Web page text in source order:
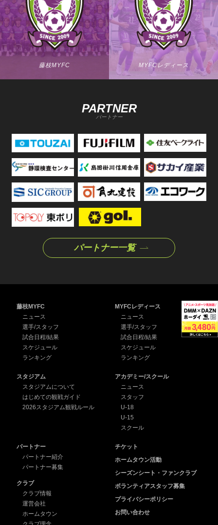
藤枝MYFC MYFCレディース
PARTNER
パートナー
パートナー一覧
藤枝MYFC
ニュース
選手/スタッフ
試合日程/結果
スケジュール
ランキング
MYFCレディース
ニュース
選手/スタッフ
試合日程/結果
スケジュール
ランキング
スタジアム
スタジアムについて
はじめての観戦ガイド
2026スタジアム観戦ルール
アカデミー/スクール
ニュース
スタッフ
U-18
U-15
スクール
パートナー
パートナー紹介
パートナー募集
クラブ
クラブ情報
運営会社
ホームタウン
チケット
ホームタウン活動
シーズンシート・ファンクラブ
ボランティアスタッフ募集
プライバシーポリシー
お問い合わせ